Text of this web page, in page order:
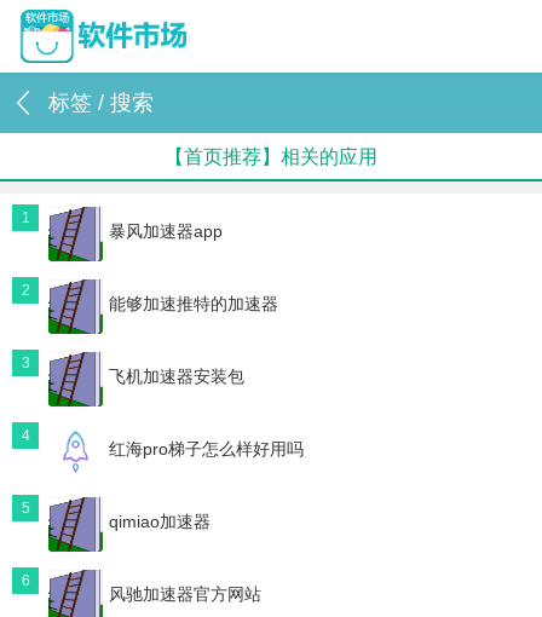
标签 / 搜索
【首页推荐】相关的应用
1
暴风加速器app
2
能够加速推特的加速器
3
飞机加速器安装包
4
红海pro梯子怎么样好用吗
5
qimiao加速器
6
风驰加速器官方网站